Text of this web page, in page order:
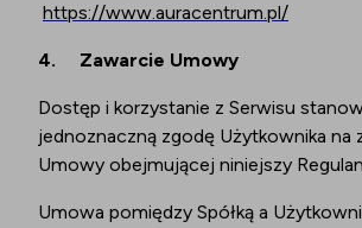
https://www.auracentrum.pl/
4. Zawarcie Umowy
Dostęp i korzystanie z Serwisu
jednoznaczną zgodę Użytkownika na
Umowy obejmującej niniejszy
Umowa pomiędzy Spółką a